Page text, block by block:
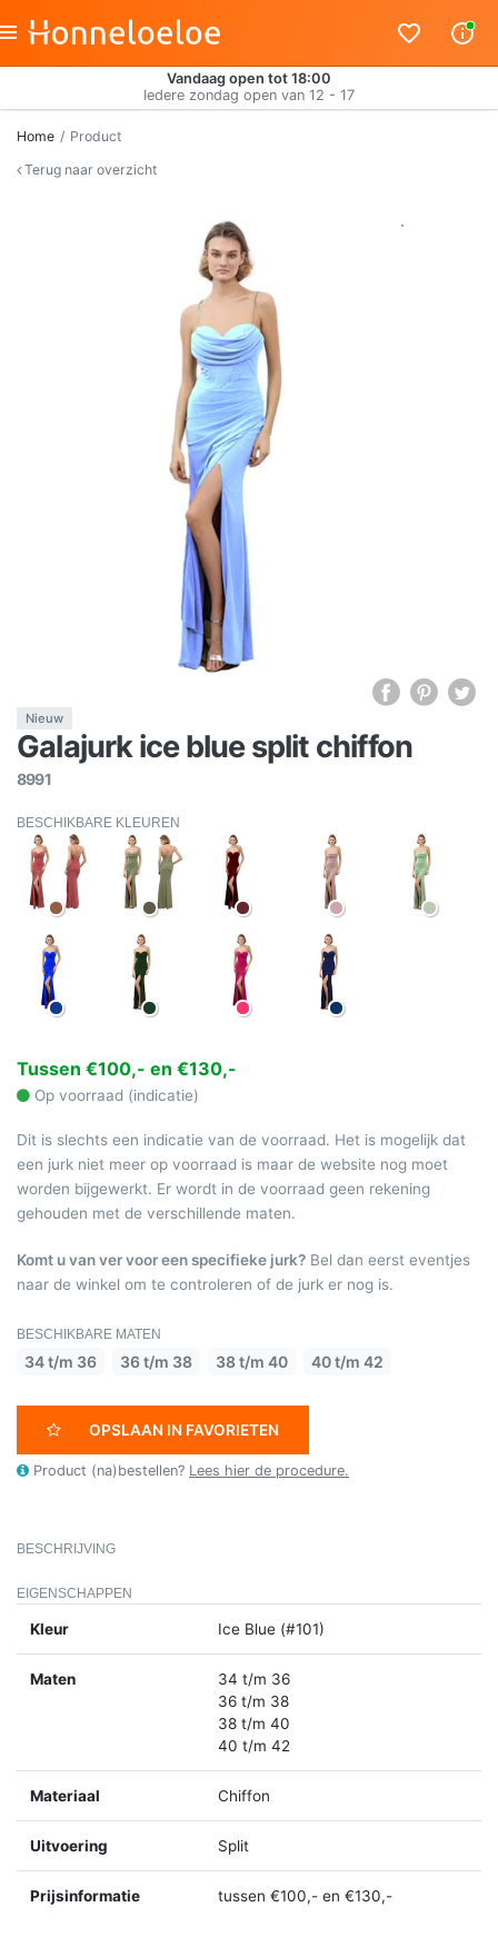
Vandaag open tot 18:00
Iedere zondag open van 12 - 17
Home
Product
Terug naar overzicht
Nieuw
Galajurk ice blue split chiffon
8991
BESCHIKBARE KLEUREN
Tussen €100,- en €130,-
Op voorraad (indicatie)
Dit is slechts een indicatie van de voorraad. Het is mogelijk dat
een jurk niet meer op voorraad is maar de website nog moet
worden bijgewerkt. Er wordt in de voorraad geen rekening
gehouden met de verschillende maten.
Komt u van ver voor een specifieke jurk? Bel dan eerst eventjes
naar de winkel om te controleren of de jurk er nog is.
BESCHIKBARE MATEN
34 t/m 36 36 t/m 38 38 t/m 40 40 t/m 42
OPSLAAN IN FAVORIETEN
Product (na)bestellen? Lees hier de procedure.
BESCHRIJVING
EIGENSCHAPPEN
Kleur Ice Blue (#101)
Maten
34 t/m 36
36 t/m 38
38 t/m 40
40 t/m 42
Materiaal Chiffon
Uitvoering Split
Prijsinformatie tussen €100,- en €130,-